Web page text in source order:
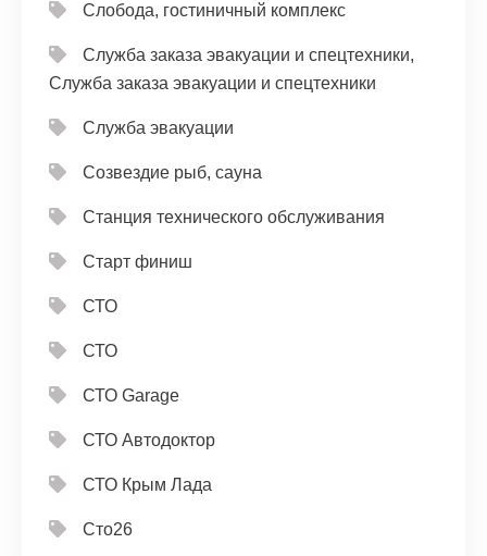
Слобода, гостиничный комплекс
Служба заказа эвакуации и спецтехники,
Служба заказа эвакуации и спецтехники
Служба эвакуации
Созвездие рыб, сауна
Станция технического обслуживания
Старт финиш
СТО
СТО
СТО Garage
СТО Автодоктор
СТО Крым Лада
Сто26